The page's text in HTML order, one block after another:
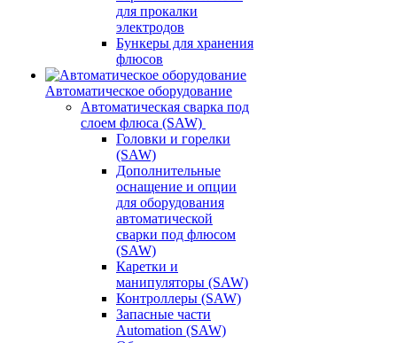
для прокалки
электродов
Бункеры для хранения
флюсов
Автоматическое оборудование
Автоматическая сварка под
слоем флюса (SAW)
Головки и горелки
(SAW)
Дополнительные
оснащение и опции
для оборудования
автоматической
сварки под флюсом
(SAW)
Каретки и
манипуляторы (SAW)
Контроллеры (SAW)
Запасные части
Automation (SAW)